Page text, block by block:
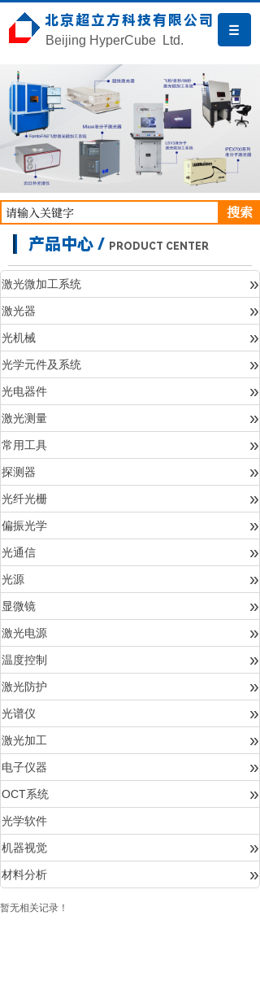
北京超立方科技有限公司
Beijing HyperCube Ltd.
搜索
产品中心 / PRODUCT CENTER
激光微加工系统 »
激光器 »
光机械 »
光学元件及系统 »
光电器件 »
激光测量 »
常用工具 »
探测器 »
光纤光栅 »
偏振光学 »
光通信 »
光源 »
显微镜 »
激光电源 »
温度控制 »
激光防护 »
光谱仪 »
激光加工 »
电子仪器 »
OCT系统 »
光学软件
机器视觉 »
材料分析 »
暂无相关记录！